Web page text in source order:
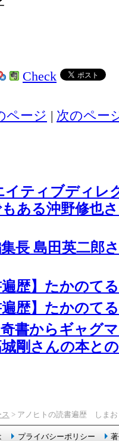
Check
ページ | 次のペー
イティブディレ
ある沖野修也
集長 島田英二郎
遍歴】たかのて
遍歴】たかのて
書からギャグ
剛さんの本と
> アノヒトの読書遍歴 しまお
プライバシーポリシー